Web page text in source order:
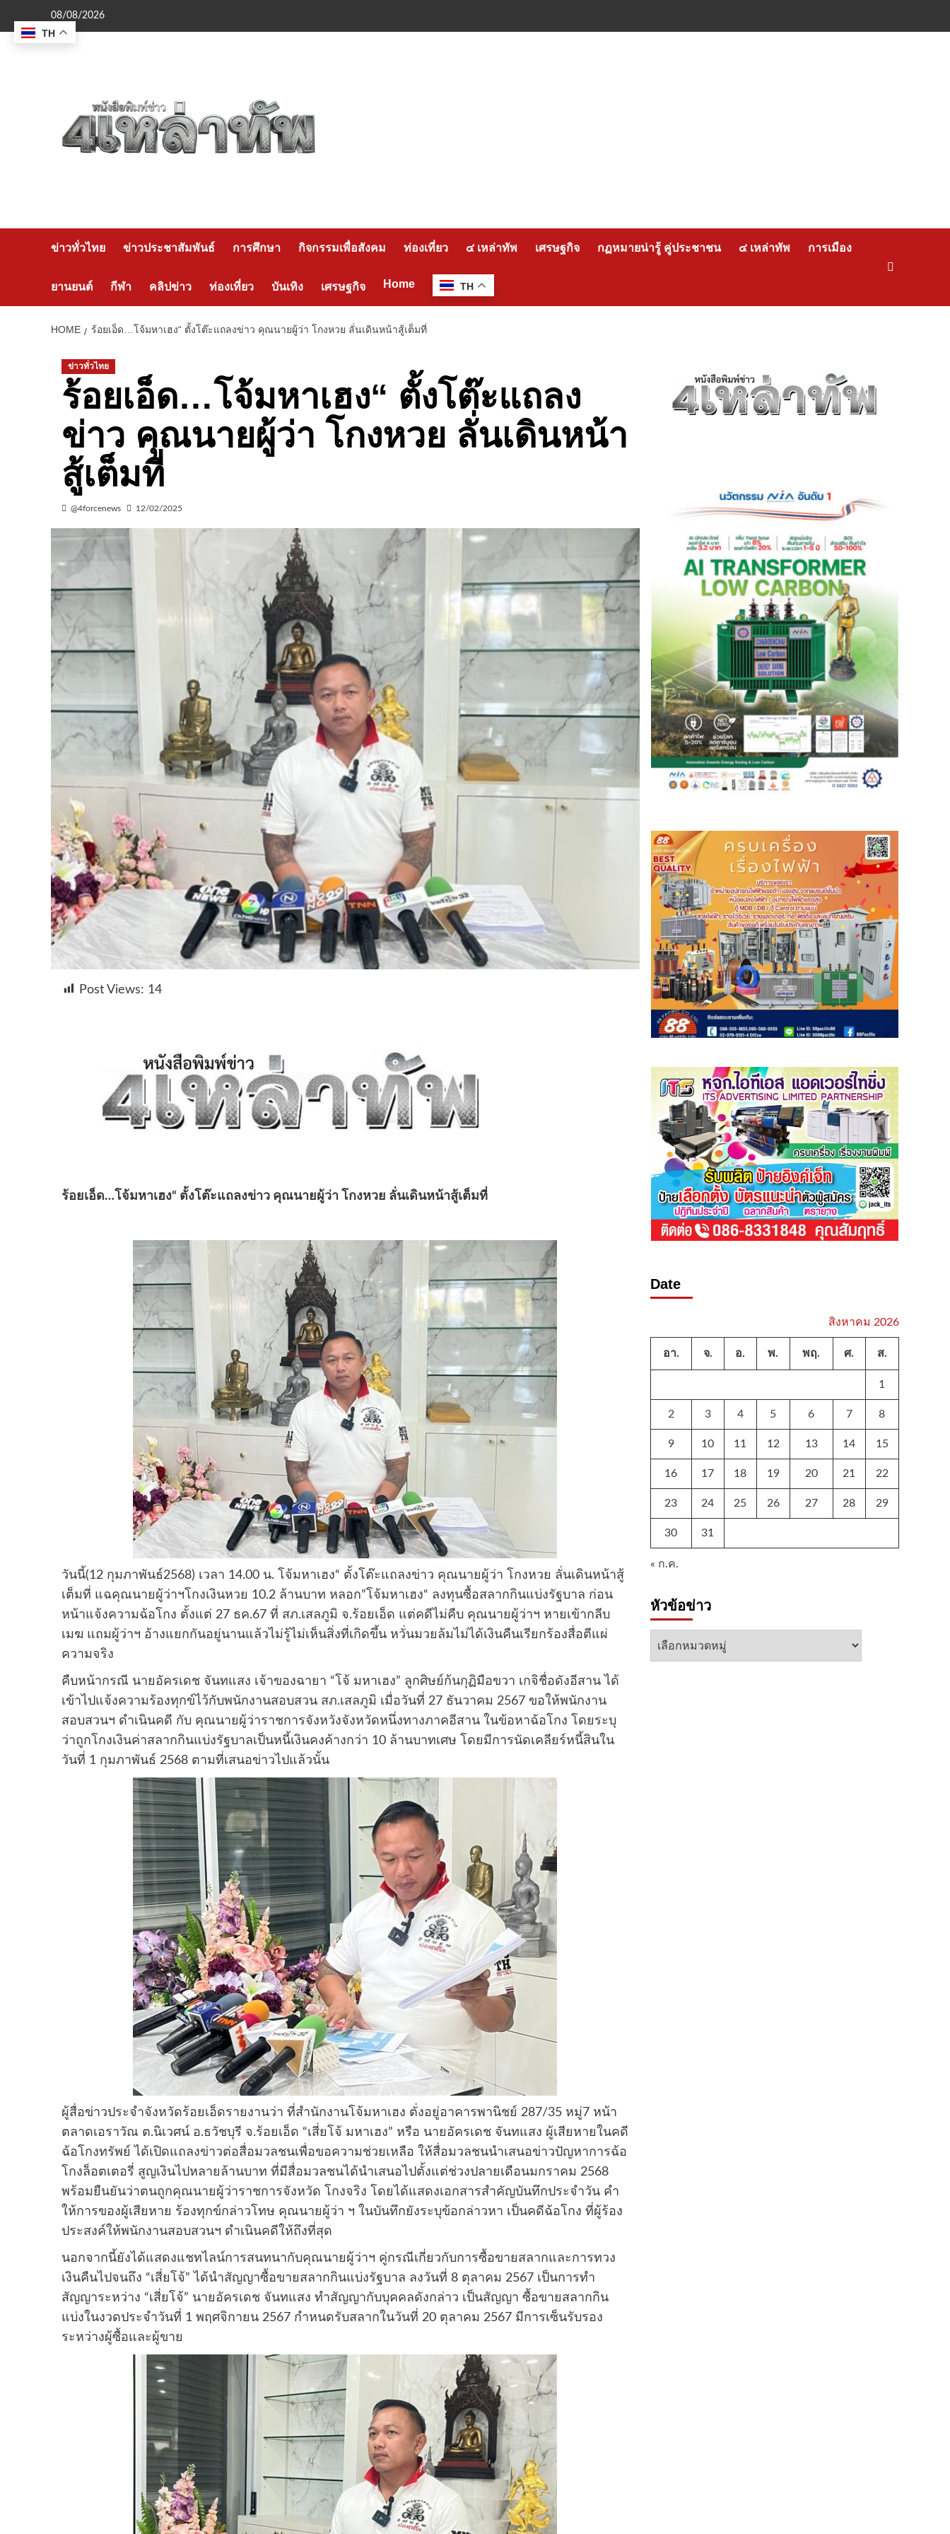
content
08/08/2026
ข่าวทั่วไทย ข่าวประชาสัมพันธ์ การศึกษา กิจกรรมเพื่อสังคม ท่องเที่ยว ๔ เหล่าทัพ เศรษฐกิจ กฏหมายน่ารู้ คู่ประชาชน ๔ เหล่าทัพ การเมือง
ยานยนต์ กีฬา คลิปข่าว ท่องเที่ยว บันเทิง เศรษฐกิจ Home TH
HOME ร้อยเอ็ด…โจ้มหาเฮง“ ตั้งโต๊ะแถลงข่าว คุณนายผู้ว่า โกงหวย ลั่นเดินหน้าสู้เต็มที่
ข่าวทั่วไทย
ร้อยเอ็ด…โจ้มหาเฮง“ ตั้งโต๊ะแถลง
ข่าว คุณนายผู้ว่า โกงหวย ลั่นเดินหน้า
สู้เต็มที่
@4forcenews 12/02/2025
Post Views: 14
ร้อยเอ็ด…โจ้มหาเฮง“ ตั้งโต๊ะแถลงข่าว คุณนายผู้ว่า โกงหวย ลั่นเดินหน้าสู้เต็มที่
วันนี้(12 กุมภาพันธ์2568) เวลา 14.00 น. โจ้มหาเฮง“ ตั้งโต๊ะแถลงข่าว คุณนายผู้ว่า โกงหวย ลั่นเดินหน้าสู้
เต็มที่ แฉคุณนายผู้ว่าฯโกงเงินหวย 10.2 ล้านบาท หลอก”โจ้มหาเฮง“ ลงทุนซื้อสลากกินแบ่งรัฐบาล ก่อน
หน้าแจ้งความฉ้อโกง ตั้งแต่ 27 ธค.67 ที่ สภ.เสลภูมิ จ.ร้อยเอ็ด แต่คดีไม่คืบ คุณนายผู้ว่าฯ หายเข้ากลีบ
เมฆ แถมผู้ว่าฯ อ้างแยกกันอยู่นานแล้วไม่รู้ไม่เห็นสิ่งที่เกิดขึ้น หวั่นมวยล้มไม่ได้เงินคืนเรียกร้องสื่อตีแผ่
ความจริง
คืบหน้ากรณี นายอัครเดช จันทแสง เจ้าของฉายา “โจ้ มหาเฮง” ลูกศิษย์ก้นกุฏิมือขวา เกจิชื่อดังอีสาน ได้
เข้าไปแจ้งความร้องทุกข์ไว้กับพนักงานสอบสวน สภ.เสลภูมิ เมื่อวันที่ 27 ธันวาคม 2567 ขอให้พนักงาน
สอบสวนฯ ดำเนินคดี กับ คุณนายผู้ว่าราชการจังหวังจังหวัดหนึ่งทางภาคอีสาน ในข้อหาฉ้อโกง โดยระบุ
ว่าถูกโกงเงินค่าสลากกินแบ่งรัฐบาลเป็นหนี้เงินคงค้างกว่า 10 ล้านบาทเศษ โดยมีการนัดเคลียร์หนี้สินใน
วันที่ 1 กุมภาพันธ์ 2568 ตามที่เสนอข่าวไปแล้วนั้น
ผู้สื่อข่าวประจำจังหวัดร้อยเอ็ดรายงานว่า ที่สำนักงานโจ้มหาเฮง ตั่งอยู่อาคารพานิชย์ 287/35 หมู่7 หน้า
ตลาดเอราวัณ ต.นิเวศน์ อ.ธวัชบุรี จ.ร้อยเอ็ด “เสี่ยโจ้ มหาเฮง” หรือ นายอัครเดช จันทแสง ผู้เสียหายในคดี
ฉ้อโกงทรัพย์ ได้เปิดแถลงข่าวต่อสื่อมวลชนเพื่อขอความช่วยเหลือ ให้สื่อมวลชนนำเสนอข่าวปัญหาการฉ้อ
โกงล็อตเตอรี่ สูญเงินไปหลายล้านบาท ที่มีสื่อมวลชนได้นำเสนอไปตั้งแต่ช่วงปลายเดือนมกราคม 2568
พร้อมยืนยันว่าตนถูกคุณนายผู้ว่าราชการจังหวัด โกงจริง โดยได้แสดงเอกสารสำคัญบันทึกประจำวัน คำ
ให้การของผู้เสียหาย ร้องทุกข์กล่าวโทษ คุณนายผู้ว่า ฯ ในบันทึกยังระบุข้อกล่าวหา เป็นคดีฉ้อโกง ที่ผู้ร้อง
ประสงค์ให้พนักงานสอบสวนฯ ดำเนินคดีให้ถึงที่สุด
นอกจากนี้ยังได้แสดงแชทไลน์การสนทนากับคุณนายผู้ว่าฯ คู่กรณีเกี่ยวกับการซื้อขายสลากและการทวง
เงินคืนไปจนถึง “เสี่ยโจ้” ได้นำสัญญาซื้อขายสลากกินแบ่งรัฐบาล ลงวันที่ 8 ตุลาคม 2567 เป็นการทำ
สัญญาระหว่าง “เสี่ยโจ้” นายอัครเดช จันทแสง ทำสัญญากับบุคคลดังกล่าว เป็นสัญญา ซื้อขายสลากกิน
แบ่งในงวดประจำวันที่ 1 พฤศจิกายน 2567 กำหนดรับสลากในวันที่ 20 ตุลาคม 2567 มีการเซ็นรับรอง
ระหว่างผู้ซื้อและผู้ขาย
Date
สิงหาคม 2026
อา. จ. อ. พ. พฤ. ศ. ส.
1
2 3 4 5 6 7 8
9 10 11 12 13 14 15
16 17 18 19 20 21 22
23 24 25 26 27 28 29
30 31
« ก.ค.
หัวข้อข่าว
หัวข้อ
TH